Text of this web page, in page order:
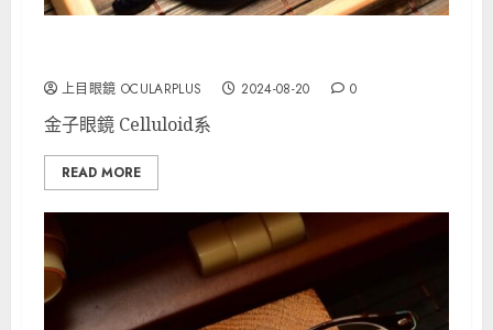
上目眼鏡 OCULARPLUS 2024-08-20 0
金子眼鏡 Celluloid系
READ MORE